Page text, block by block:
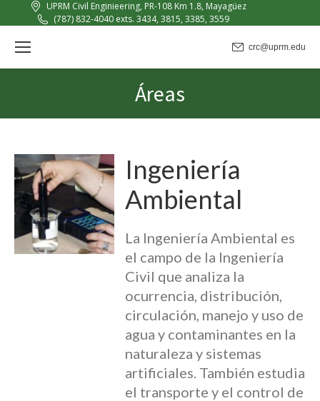
UPRM Civil Enginieering, PR-108 Km 1.8, Mayagüez
(787) 832-4040 exts. 3434, 3815, 3385, 3559
crc@uprm.edu
Áreas
You are here:
Ingeniería
Ambiental
La Ingeniería Ambiental es
el campo de la Ingeniería
Civil que analiza la
ocurrencia, distribución,
circulación, manejo y uso de
agua y contaminantes en la
naturaleza y sistemas
artificiales. También estudia
el transporte y el control de